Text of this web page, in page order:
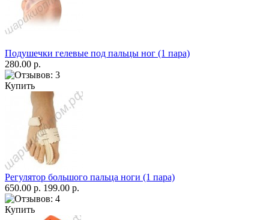
Подушечки гелевые под пальцы ног (1 пара)
280.00 р.
Купить
Регулятор большого пальца ноги (1 пара)
650.00 р. 199.00 р.
Купить